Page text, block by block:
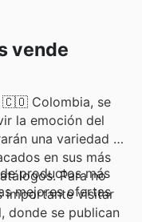
de
vende
🇨🇴 Colombia, se
la emoción del
una variedad de
en sus más
Para no
importante visitar
donde se publican
productos más
mejores ofertas